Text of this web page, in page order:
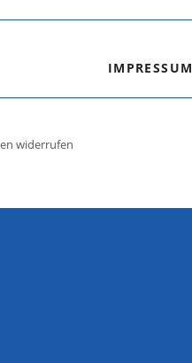
IMPRESSUM
widerrufen